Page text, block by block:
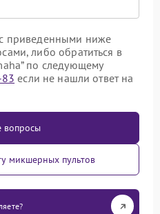
приведенными ниже
либо обратиться в
по следующему
если не нашли ответ на
микшерных пультов